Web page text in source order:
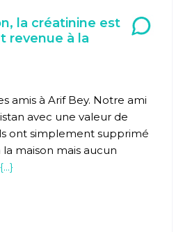
la créatinine est
revenue à la
amis à Arif Bey. Notre ami
avec une valeur de
ont simplement supprimé
maison mais aucun
{...}